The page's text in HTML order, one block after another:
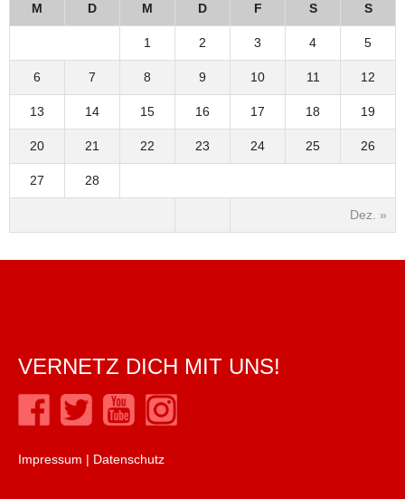
M D M D F S S
Dez. »
1 2 3 4 5
6 7 8 9 10 11 12
13 14 15 16 17 18 19
20 21 22 23 24 25 26
27 28
VERNETZ DICH MIT UNS!
Impressum | Datenschutz